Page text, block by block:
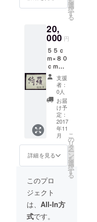
選
択
す
る
20,
000 円
５５ｃ
ｍ×８０
ｃｍの
大きさ
の和紙
に二字
熟語、
お名
前、好
きな言
葉など
書いて
お送り
します
支援
者：
0人
お届
け予
定：
2017
年11
月
詳細を見る
こ
の
リ
タ
ー
ン
を
選
択
す
る
このプロ
ジェクト
は、 All-In方
式です。